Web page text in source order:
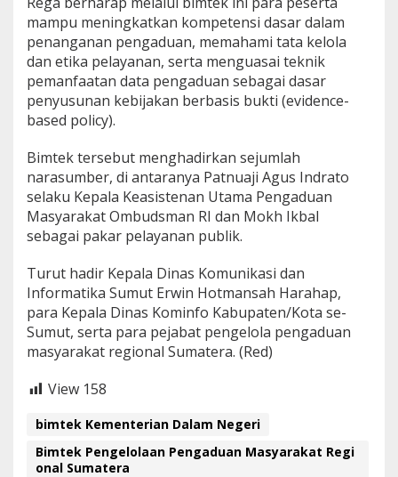
mampu meningkatkan kompetensi dasar dalam
penanganan pengaduan, memahami tata kelola
dan etika pelayanan, serta menguasai teknik
pemanfaatan data pengaduan sebagai dasar
penyusunan kebijakan berbasis bukti (evidence-
based policy).
Bimtek tersebut menghadirkan sejumlah
narasumber, di antaranya Patnuaji Agus Indrato
selaku Kepala Keasistenan Utama Pengaduan
Masyarakat Ombudsman RI dan Mokh Ikbal
sebagai pakar pelayanan publik.
Turut hadir Kepala Dinas Komunikasi dan
Informatika Sumut Erwin Hotmansah Harahap,
para Kepala Dinas Kominfo Kabupaten/Kota se-
Sumut, serta para pejabat pengelola pengaduan
masyarakat regional Sumatera. (Red)
View 158
bimtek Kementerian Dalam Negeri
Bimtek Pengelolaan Pengaduan Masyarakat Regi
onal Sumatera